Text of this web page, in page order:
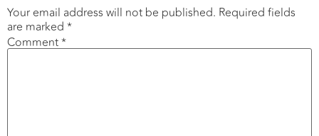
Your email address will not be published. Required fields
are marked *
Comment*